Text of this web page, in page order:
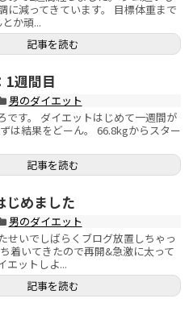
に減ってきています。 目標体重まで
か頑...
記事を読む
1週間目
男のダイエット
です。 ダイエットはじめて一週間が
は結果をどーん。 66.8kgからスター
記事を読む
じめました
男のダイエット
せいでしばらくブログ放置しちゃっ
着いてきたので再開&急激に太って
エットしよ...
記事を読む